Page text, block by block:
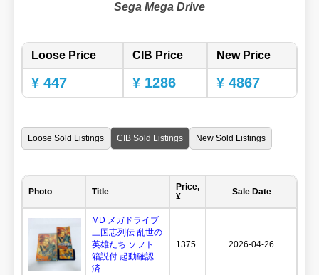
Sega Mega Drive
Loose Price CIB Price New Price
¥ 447 ¥ 1286 ¥ 4867
Loose Sold Listings CIB Sold Listings New Sold Listings
Photo Title
Price,
¥
Sale Date
MD メガドライブ
三国志列伝 乱世の
英雄たち ソフト
箱説付 起動確認
済...
1375 2026-04-26